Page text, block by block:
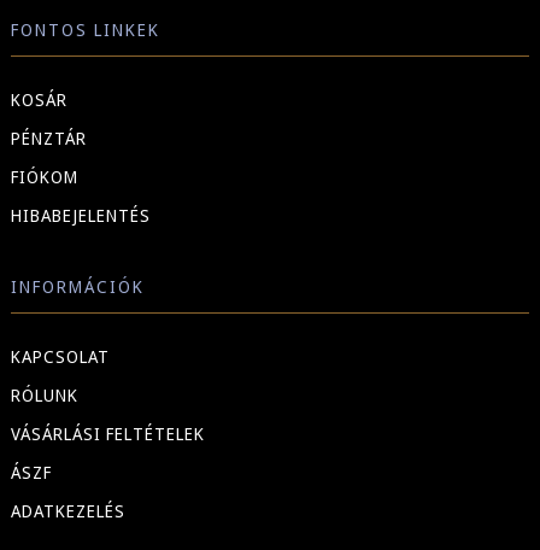
FONTOS LINKEK
KOSÁR
PÉNZTÁR
FIÓKOM
HIBABEJELENTÉS
INFORMÁCIÓK
KAPCSOLAT
RÓLUNK
VÁSÁRLÁSI FELTÉTELEK
ÁSZF
ADATKEZELÉS